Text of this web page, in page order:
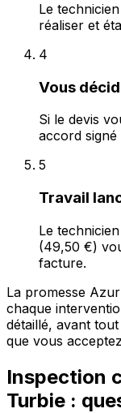
Le
réaliser et
4
Vous
Si le devis
accord
5
Travail
Le
(49,50 €)
facture.
La promesse
chaque
détaillé, avant
que vous
Inspection
Turbie :